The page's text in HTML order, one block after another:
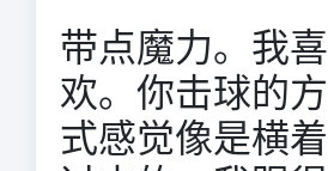
带点魔力。我喜
欢。你击球的方
式感觉像是横着